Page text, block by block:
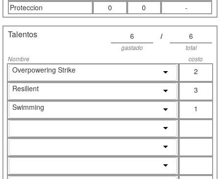
Proteccion
0 0 -
Talentos 6 / 6
gastado
total
Nombre
costo
Overpowering Strike
2
Resilient
3
Swimming
1